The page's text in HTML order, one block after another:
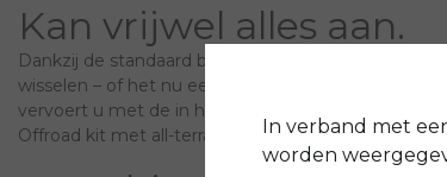
Kan vrijwel alles aan.
Dankzij de standaard bagagedrager met MIK-
wisselen – of het nu een tas is voor het werk, een
vervoert u met de in het frame geïntegreerde
Offroad kit met all-terrain-banden.In verband met
worden